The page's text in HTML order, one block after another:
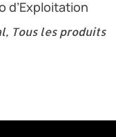
d’Exploitation
, Tous les produits